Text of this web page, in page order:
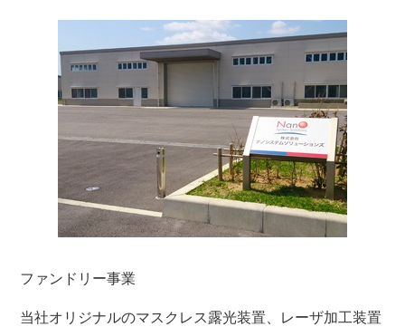
ファンドリー事業
当社オリジナルのマスクレス露光装置、レーザ加工装置